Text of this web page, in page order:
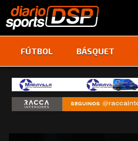
FÚTBOL BÁSQUET